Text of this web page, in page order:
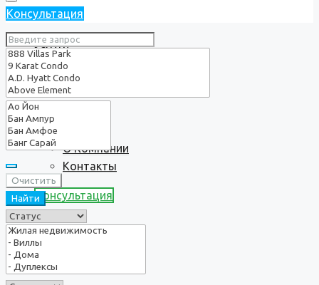
Услуги
О нас
О Компании
Контакты
Консультация
Консультация
Очистить
Найти